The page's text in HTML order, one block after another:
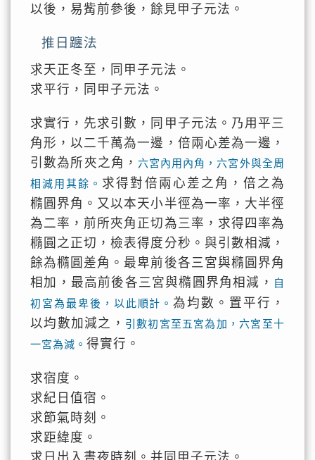
以後，易觜前參後，餘見甲子元法。
推日躔法
求天正冬至，同甲子元法。
求平行，同甲子元法。
求實行，先求引數，同甲子元法。乃用平三
角形，以二千萬為一邊，倍兩心差為一邊，
引數為所夾之角， 六宮內用內角，六宮外與全周
相減用其餘。 求得對倍兩心差之角，倍之為
橢圓界角。又以本天小半徑為一率，大半徑
為二率，前所夾角正切為三率，求得四率為
橢圓之正切，檢表得度分秒。與引數相減，
餘為橢圓差角。最卑前後各三宮與橢圓界角
相加，最高前後各三宮與橢圓界角相減， 自
初宮為最卑後，以此順計。為均數。置平行，
以均數加減之， 引數初宮至五宮為加，六宮至十
一宮為減。得實行。
求宿度。
求紀日值宿。
求節氣時刻。
求距緯度。
求日出入晝夜時刻。并同甲子元法。